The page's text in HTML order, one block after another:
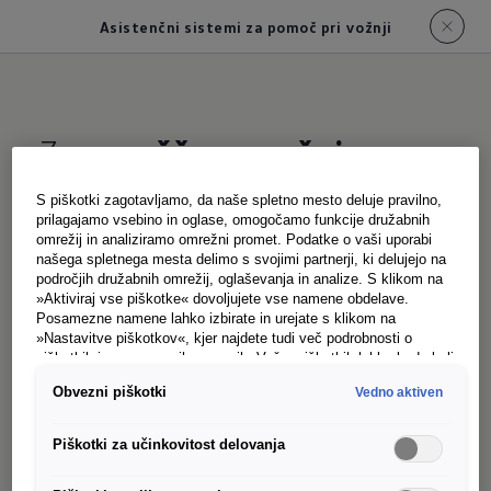
Asistenčni sistemi za pomoč pri vožnji
Zasproščeno vožnjo
Uravnavanje dolgih luči (Light Assist) /
dinamično uravnavanje dolgih luči (Dynamic
Light Assist)
Kamera na vetrobranskem steklu ves čas
analizira vozila spredaj ali na sosednjem voznem
pasu1. Pri določeni hitrosti sistem Light Assist
LED-žarometi IQ.Light optimalno osvetljujejo
cestišče in njegov rob. Če vam nasproti pripelje
S piškotki zagotavljamo, da naše spletno mesto deluje pravilno,
prilagajamo vsebino in oglase, omogočamo funkcije družabnih
omrežij in analiziramo omrežni promet. Podatke o vaši uporabi
našega spletnega mesta delimo s svojimi partnerji, ki delujejo na
področjih družabnih omrežij, oglaševanja in analize. S klikom na
»Aktiviraj vse piškotke« dovoljujete vse namene obdelave.
Posamezne namene lahko izbirate in urejate s klikom na
»Nastavitve piškotkov«, kjer najdete tudi več podrobnosti o
piškotkih in posameznih namenih. Več o piškotkih lahko kadarkoli
privolitve.
Obvezni piškotki Vedno aktiven
Piškotki za učinkovitost delovanja